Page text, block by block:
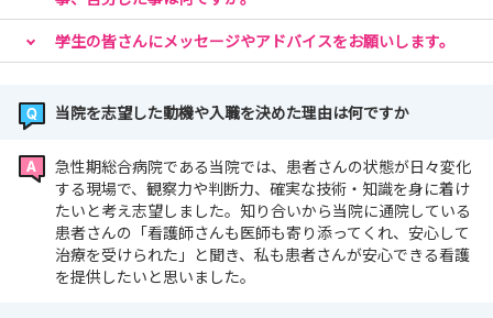
学生の皆さんにメッセージやアドバイスをお願いします。
当院を志望した動機や入職を決めた理由は何ですか
急性期総合病院である当院では、患者さんの状態が日々変化
する現場で、観察力や判断力、確実な技術・知識を身に着け
たいと考え志望しました。知り合いから当院に通院している
患者さんの「看護師さんも医師も寄り添ってくれ、安心して
治療を受けられた」と聞き、私も患者さんが安心できる看護
を提供したいと思いました。